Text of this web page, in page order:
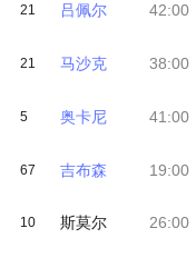
21 吕佩尔
21 马沙克
5 奥卡尼
67 吉布森
10 斯莫尔
42:00
38:00
41:00
19:00
26:00